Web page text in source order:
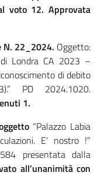
voto 12. Approvata
N. 22_2024. Oggetto:
di Londra CA 2023 –
di debito
PD 2024.1020.
1.
“Palazzo Labia
E' nostro !”
presentata dalla
all’unanimità con